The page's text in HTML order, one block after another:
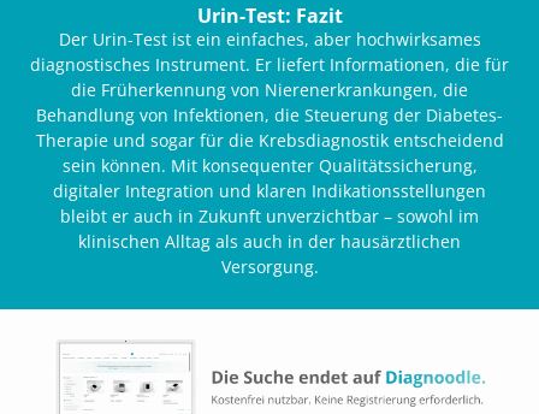
Urin-Test: Fazit
Der Urin-Test ist ein einfaches, aber hochwirksames
diagnostisches Instrument. Er liefert Informationen, die für
die Früherkennung von Nierenerkrankungen, die
Behandlung von Infektionen, die Steuerung der Diabetes-
Therapie und sogar für die Krebsdiagnostik entscheidend
sein können. Mit konsequenter Qualitätssicherung,
digitaler Integration und klaren Indikationsstellungen
bleibt er auch in Zukunft unverzichtbar – sowohl im
klinischen Alltag als auch in der hausärztlichen
Versorgung.